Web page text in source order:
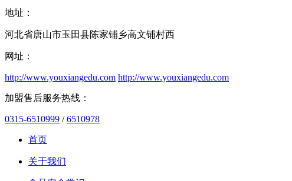
地址：
河北省唐山市玉田县陈家铺乡高文铺村西
网址：
http://www.youxiangedu.com http://www.youxiangedu.com
加盟售后服务热线：
0315-6510999 /6510978
首页
关于我们